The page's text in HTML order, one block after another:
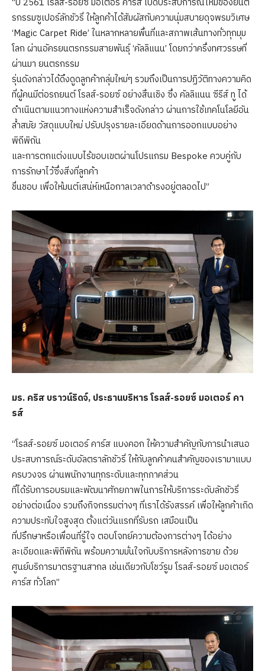
รกรรมซูเปอร์ลักชัวรี่ ให้ลูกค้าได้สัมผัสกับความนุ่มสบายดุจพรมวิเศษ
‘Magic Carpet Ride’ ในหลากหลายพื้นที่และสภาพเส้นทางทั่วทุกมุม
โลก ผ่านอัครยนตรกรรมสายพันธุ์ ‘คัลลิแนน’ โดยกว่าครึ่งทศวรรษที่
ผ่านมา ยนตรกรรม
รุ่นดังกล่าวได้ดึงดูดลูกค้ากลุ่มใหม่ๆ รวมถึงเป็นการปฏิวัติทางความคิด
ที่ผู้คนมีต่อรถยนต์ โรลส์-รอยซ์ อย่างสิ้นเชิง ซึ่ง คัลลิแนน ซีรีส์ ทู ได้
ดำเนินตามแนวทางแห่งความสำเร็จดังกล่าว ผ่านการใช้เทคโนโลยีอัน
ล้ำสมัย วัสดุแบบใหม่ ปรับปรุงรายละเอียดด้านการออกแบบอย่าง
พิถีพิถัน
และการตกแต่งแบบไร้ขอบเขตผ่านโปรแกรม Bespoke ควบคู่กับ
การรักษาไว้ซึ่งสิ่งที่ลูกค้า
ชื่นชอบ เพื่อให้มนต์เสน่ห์เหนือกาลเวลาดำรงอยู่ตลอดไป”
มร. คริส บราวน์ริดจ์, ประธานบริหาร โรลส์-รอยซ์ มอเตอร์ คา
รส์
“โรลส์-รอยซ์ มอเตอร์ คาร์ส แบงคอก ให้ความสำคัญกับการนำเสนอ
ประสบการณ์ระดับอัลตราลักชัวรี่ ให้กับลูกค้าคนสำคัญของเรามาแบบ
ครบวงจร ผ่านพนักงานทุกระดับและทุกภาคส่วน
ที่ได้รับการอบรมและพัฒนาศักยภาพในการให้บริการระดับลักชัวรี่
อย่างต่อเนื่อง รวมถึงกิจกรรมต่างๆ ที่เราได้รังสรรค์ เพื่อให้ลูกค้าเกิด
ความประทับใจสูงสุด ตั้งแต่วันแรกที่รับรถ เสมือนเป็น
ที่ปรึกษาหรือเพื่อนที่รู้ใจ ตอบโจทย์ความต้องการต่างๆ ได้อย่าง
ละเอียดและพิถีพิถัน พร้อมความมั่นใจกับบริการหลังการขาย ด้วย
ศูนย์บริการมาตรฐานสากล เช่นเดียวกับโชว์รูม โรลส์-รอยซ์ มอเตอร์
คาร์ส ทั่วโลก”